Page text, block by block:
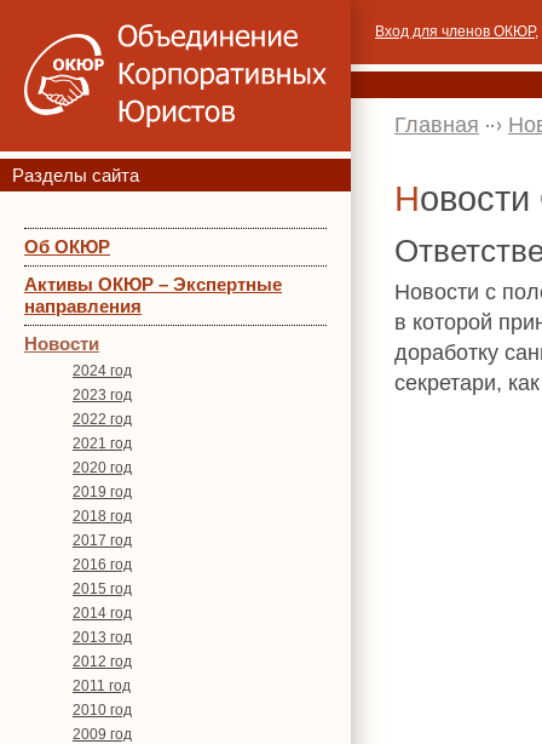
Разделы сайта
Об ОКЮР
Активы ОКЮР – Экспертные
направления
Новости
2024 год
2023 год
2022 год
2021 год
2020 год
2019 год
2018 год
2017 год
2016 год
2015 год
2014 год
2013 год
2012 год
2011 год
2010 год
2009 год
Вход для членов ОКЮР,
Главная
Новости с
в которой
доработку
секретари,